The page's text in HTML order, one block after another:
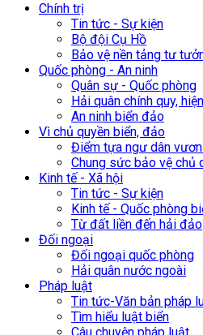
Chính trị
Tin tức - Sự kiện
Bộ đội Cụ Hồ
Bảo vệ nền tảng tư
Quốc phòng - An ninh
Quân sự - Quốc phòng
Hải quân chính quy,
An ninh biển đảo
Vì chủ quyền biển, đảo
Điểm tựa ngư dân
Chung sức bảo vệ chủ
Kinh tế - Xã hội
Tin tức - Sự kiện
Kinh tế - Quốc phòng
Từ đất liền đến hải đảo
Đối ngoại
Đối ngoại quốc phòng
Hải quân nước ngoài
Pháp luật
Tin tức-Văn bản pháp
Tìm hiểu luật biển